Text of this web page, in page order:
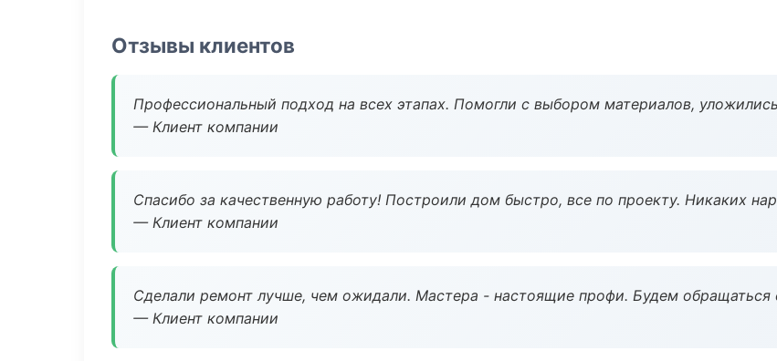
Отзывы клиентов
Профессиональный подход на всех этапах. Помогли с выбором материалов,
— Клиент компании
Спасибо за качественную работу! Построили дом быстро, все по проекту. Никаких
— Клиент компании
Сделали ремонт лучше, чем ожидали. Мастера - настоящие профи. Будем обращаться
— Клиент компании